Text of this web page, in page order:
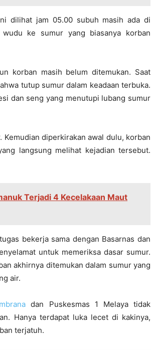
dilihat jam 05.00 subuh masih ada di
ke sumur yang biasanya korban
korban masih belum ditemukan. Saat
tutup sumur dalam keadaan terbuka.
dan seng yang menutupi lubang sumur
diperkirakan awal dulu, korban
langsung melihat kejadian tersebut.
Terjadi 4 Kecelakaan Maut
bekerja sama dengan Basarnas dan
untuk memeriksa dasar sumur.
akhirnya ditemukan dalam sumur yang
air.
dan Puskesmas 1 Melaya tidak
Hanya terdapat luka lecet di kakinya,
terjatuh.